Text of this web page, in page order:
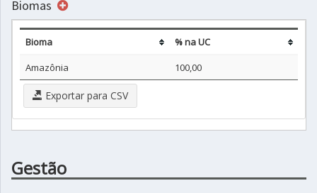
Biomas
Bioma
% na UC
Amazônia
100,00
Exportar para CSV
Gestão